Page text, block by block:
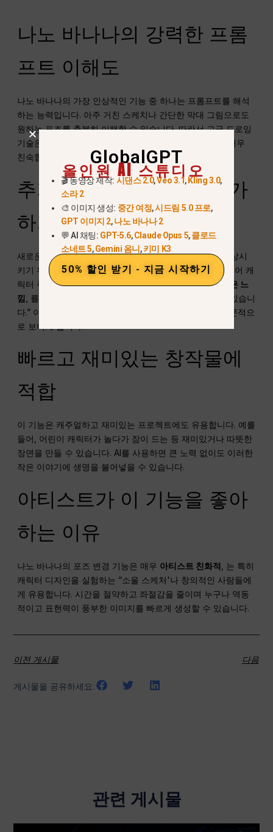
나노 바나나의 강력한 프롬
프트 이해도
나노 바나나의 가장 인상적인 기능 중 하나는 프롬프트를 해석
하는 능력입니다. 아주 거친 스케치나 간단한 막대 그림으로도
원하는 포즈를 충분히 이해할 수 있습니다. 따라서 고급 드로잉
기술은 없지만 고품질의 결과물을 원하는 아티스트에게 매우
친숙합니다.
추가 애니메이션 효과 추가
하기
새로운 포즈를 생성하는 동안 나노 바나나는 이미지를 향상시
키기 위해 미묘한 디테일을 추가할 수도 있습니다. 예를 들어 캐
릭터 주위에 선을 추가하면 이미지에 더욱애니메이션 같은 느
낌 , 를 사용하여 깊이감을 더하거나 “제4의 벽을 허물 수 있습니
다.” 이러한 작은 디테일이 최종 아트웍을 생동감 있고 전문적으
로 보이게 합니다.
빠르고 재미있는 창작물에
적합
이 기능은 캐주얼하고 재미있는 프로젝트에도 유용합니다. 예를
들어, 어린이 캐릭터가 놀다가 잠이 드는 등 재미있거나 따뜻한
장면을 만들 수 있습니다. AI를 사용하면 큰 노력 없이도 이러한
작은 이야기에 생명을 불어넣을 수 있습니다.
아티스트가 이 기능을 좋아
하는 이유
나노 바나나의 포즈 변경 기능은 매우 아티스트 친화적 , 는 특히
캐릭터 디자인을 실험하는 “소울 스케처'나 창의적인 사람들에
게 유용합니다. 시간을 절약하고 좌절감을 줄이며 누구나 역동
적이고 표현력이 풍부한 이미지를 빠르게 생성할 수 있습니다.
이전 게시물 다음
게시물을 공유하세요:
관련 게시물
GlobalGPT
올인원 AI 스튜디오
🎬 동영상 제작: 시댄스 2.0,Veo 3.1,Kling 3.0,
소라 2
🎨 이미지 생성: 중간 여정,시드림 5.0 프로,
GPT 이미지 2,나노 바나나 2
💬 AI 채팅: GPT-5.6,Claude Opus 5,클로드
소네트 5,Gemini 옴니,키미 K3
50% 할인 받기 - 지금 시작하기